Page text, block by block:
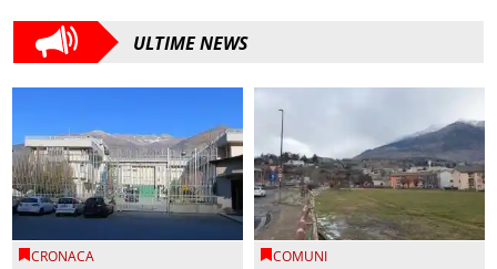
ULTIME NEWS
CRONACA COMUNI